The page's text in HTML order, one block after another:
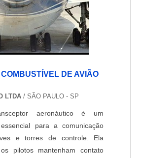
DE AVIÃO
LTDA/ SÃO PAULO - SP
aeronáutico é um
para a comunicação
e torres de controle. Ela
pilotos mantenham contato